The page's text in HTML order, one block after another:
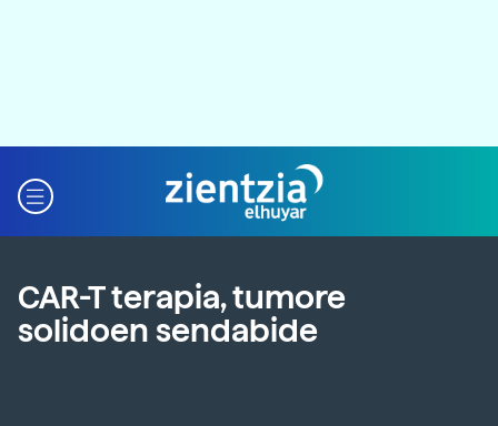
CAR-T terapia, tumore
solidoen sendabide